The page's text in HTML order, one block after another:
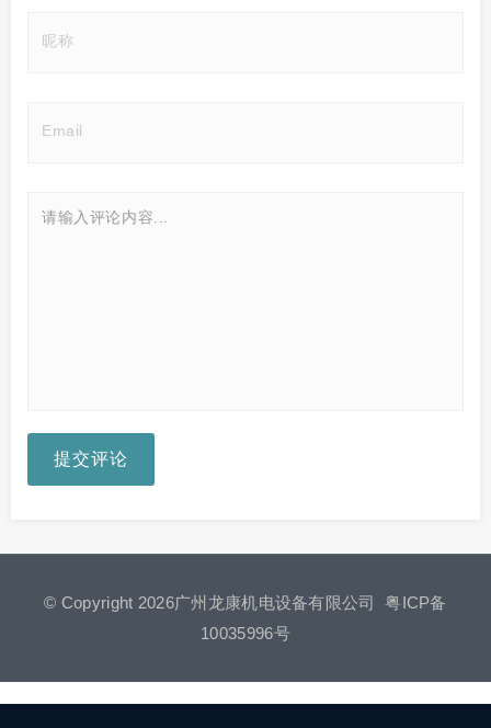
提交评论
© Copyright 2026广州龙康机电设备有限公司粤ICP备
10035996号